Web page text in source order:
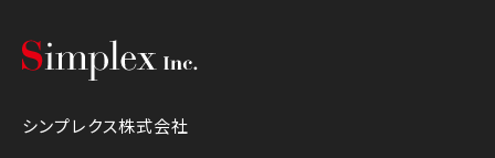
シンプレクス株式会社